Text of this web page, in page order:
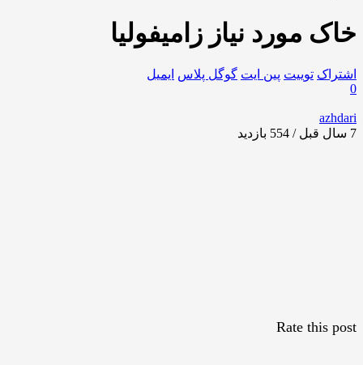
خاک مورد نیاز زامیفولیا
اشتراک توییت پین ایت گوگل‌ پلاس ایمیل
0
azhdari
7 سال قبل / 554
بازدید
Rate this post